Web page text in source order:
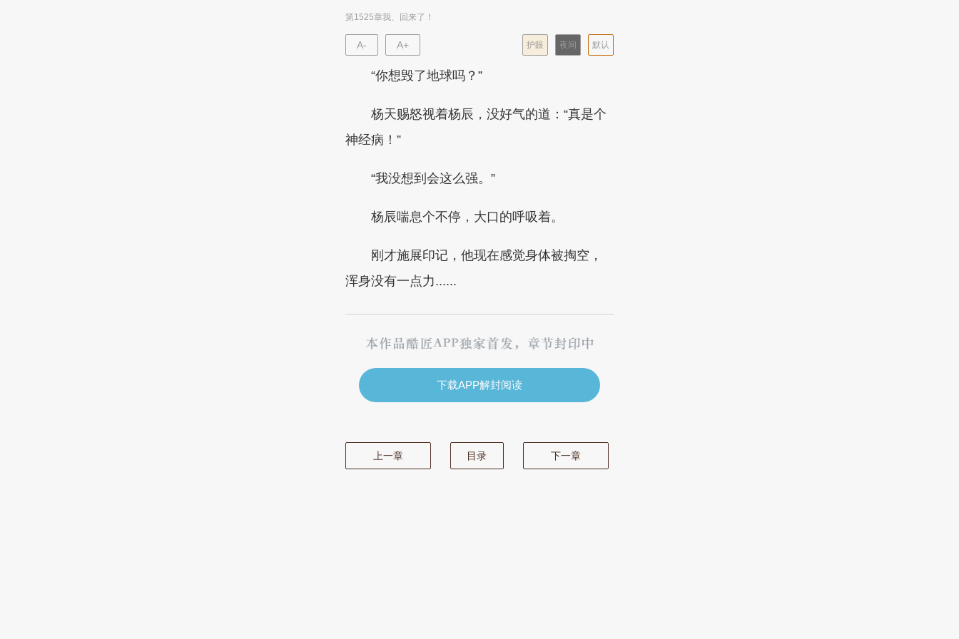
第1525章我、回来了！
A- A+ 默认
夜间
护眼
“你想毁了地球吗？”
杨天赐怒视着杨辰，没好气的道：“真是个
神经病！”
“我没想到会这么强。”
杨辰喘息个不停，大口的呼吸着。
刚才施展印记，他现在感觉身体被掏空，
浑身没有一点力......
下载APP解封阅读
上一章 目录 下一章